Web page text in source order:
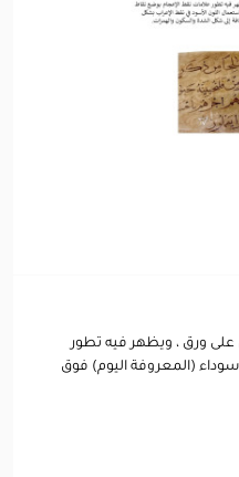
على ورق ، ويظهر فيه تطور
(المعروفة اليوم) فوق